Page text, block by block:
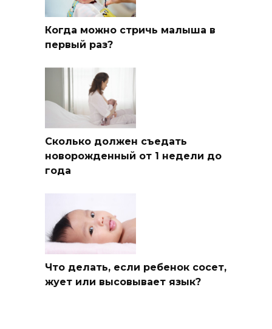
Когда можно стричь малыша в
первый раз?
Сколько должен съедать
новорожденный от 1 недели до
года
Что делать, если ребенок сосет,
жует или высовывает язык?